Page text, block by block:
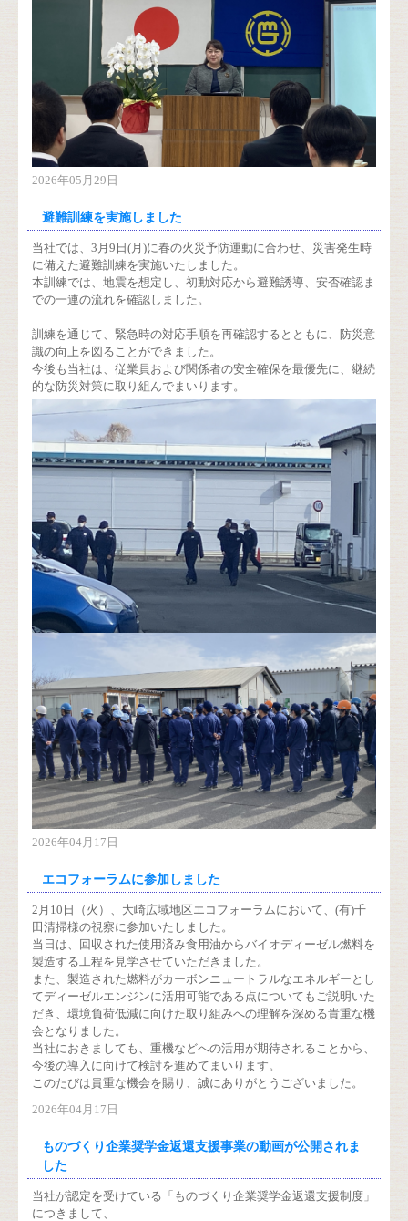
2026年05月29日
避難訓練を実施しました
当社では、3月9日(月)に春の火災予防運動に合わせ、災害発生時
に備えた避難訓練を実施いたしました。
本訓練では、地震を想定し、初動対応から避難誘導、安否確認ま
での一連の流れを確認しました。
訓練を通じて、緊急時の対応手順を再確認するとともに、防災意
識の向上を図ることができました。
今後も当社は、従業員および関係者の安全確保を最優先に、継続
的な防災対策に取り組んでまいります。
2026年04月17日
エコフォーラムに参加しました
2月10日（火）、大崎広域地区エコフォーラムにおいて、(有)千
田清掃様の視察に参加いたしました。
当日は、回収された使用済み食用油からバイオディーゼル燃料を
製造する工程を見学させていただきました。
また、製造された燃料がカーボンニュートラルなエネルギーとし
てディーゼルエンジンに活用可能である点についてもご説明いた
だき、環境負荷低減に向けた取り組みへの理解を深める貴重な機
会となりました。
当社におきましても、重機などへの活用が期待されることから、
今後の導入に向けて検討を進めてまいります。
このたびは貴重な機会を賜り、誠にありがとうございました。
2026年04月17日
ものづくり企業奨学金返還支援事業の動画が公開されま
した
当社が認定を受けている「ものづくり企業奨学金返還支援制度」
につきまして、